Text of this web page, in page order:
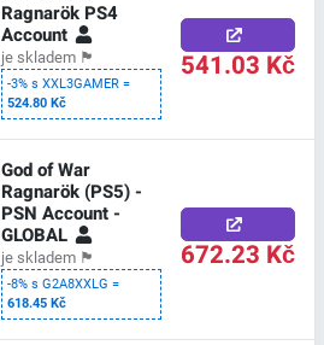
Ragnarök PS4
Account
je skladem 🏴
-3% s XXL3GAMER =
524.80 Kč
541.03 Kč
God of War
Ragnarök (PS5) -
PSN Account -
GLOBAL
je skladem 🏴
-8% s G2A8XXLG =
618.45 Kč
672.23 Kč